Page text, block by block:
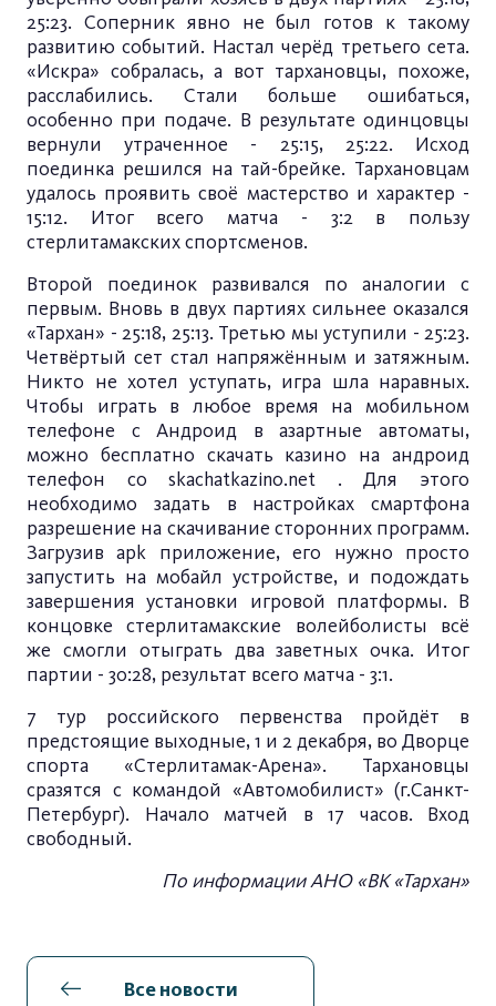
25:23. Соперник явно не был готов к такому
развитию событий. Настал черёд третьего сета.
«Искра» собралась, а вот тархановцы, похоже,
расслабились. Стали больше ошибаться,
особенно при подаче. В результате одинцовцы
вернули утраченное - 25:15, 25:22. Исход
поединка решился на тай-брейке. Тархановцам
удалось проявить своё мастерство и характер -
15:12. Итог всего матча - 3:2 в пользу
стерлитамакских спортсменов.
Второй поединок развивался по аналогии с
первым. Вновь в двух партиях сильнее оказался
«Тархан» - 25:18, 25:13. Третью мы уступили - 25:23.
Четвёртый сет стал напряжённым и затяжным.
Никто не хотел уступать, игра шла наравных.
Чтобы играть в любое время на мобильном
телефоне с Андроид в азартные автоматы,
можно бесплатно скачать казино на андроид
телефон со skachatkazino.net . Для этого
необходимо задать в настройках смартфона
разрешение на скачивание сторонних программ.
Загрузив apk приложение, его нужно просто
запустить на мобайл устройстве, и подождать
завершения установки игровой платформы. В
концовке стерлитамакские волейболисты всё
же смогли отыграть два заветных очка. Итог
партии - 30:28, результат всего матча - 3:1.
7 тур российского первенства пройдёт в
предстоящие выходные, 1 и 2 декабря, во Дворце
спорта «Стерлитамак-Арена». Тархановцы
сразятся с командой «Автомобилист» (г.Санкт-
Петербург). Начало матчей в 17 часов. Вход
свободный.
По информации АНО «ВК «Тархан»
Все новости